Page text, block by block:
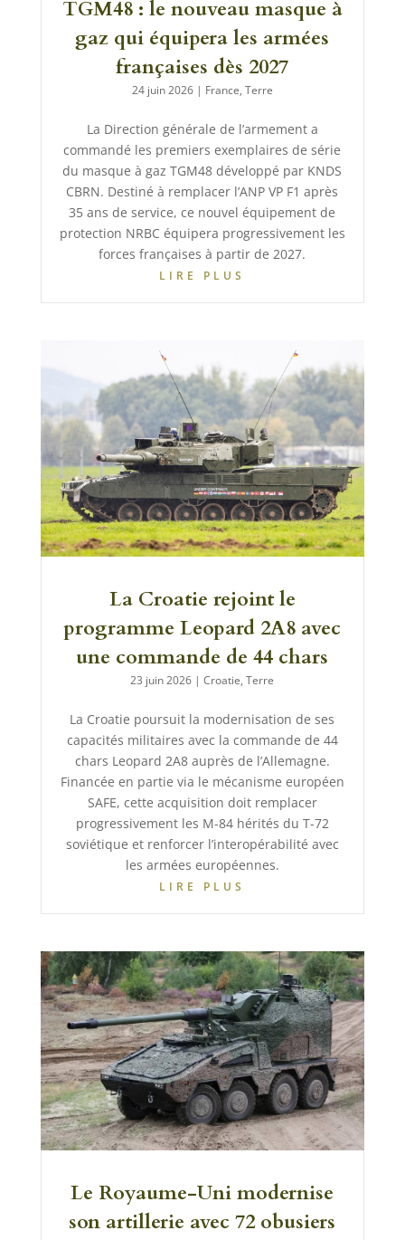
TGM48 : le nouveau masque à
gaz qui équipera les armées
françaises dès 2027
24 juin 2026| France, Terre
La Direction générale de l’armement a
commandé les premiers exemplaires de série
du masque à gaz TGM48 développé par KNDS
CBRN. Destiné à remplacer l’ANP VP F1 après
35 ans de service, ce nouvel équipement de
protection NRBC équipera progressivement les
forces françaises à partir de 2027.
LIRE PLUS
La Croatie rejoint le
programme Leopard 2A8 avec
une commande de 44 chars
23 juin 2026 |Croatie,Terre
La Croatie poursuit la modernisation de ses
capacités militaires avec la commande de 44
chars Leopard 2A8 auprès de l’Allemagne.
Financée en partie via le mécanisme européen
SAFE, cette acquisition doit remplacer
progressivement les M-84 hérités du T-72
soviétique et renforcer l’interopérabilité avec
les armées européennes.
LIRE PLUS
Le Royaume-Uni modernise
son artillerie avec 72 obusiers